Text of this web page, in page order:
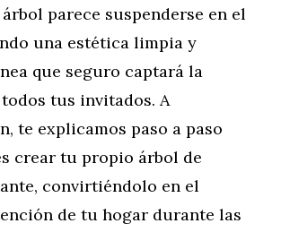
parece suspenderse en el
una estética limpia y
que seguro captará la
tus invitados. A
te explicamos paso a paso
crear tu propio árbol de
convirtiéndolo en el
de tu hogar durante las